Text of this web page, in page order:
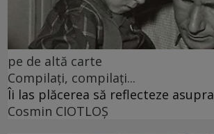
pe de altă carte
Compilați, compilați...
Îi las plăcerea să reflecteze asupra
Cosmin CIOTLOŞ